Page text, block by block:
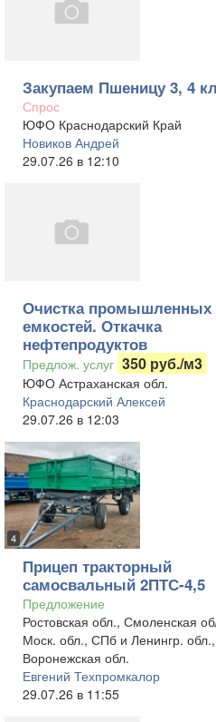
Закупаем Пшеницу 3, 4
Спрос
ЮФО Краснодарский Край
Новиков Андрей
29.07.26 в 12:10
Очистка промышленных
емкостей. Откачка
нефтепродуктов
Предлож. услуг 350 руб./м3
ЮФО Астраханская обл.
Краснодарский Алексей
29.07.26 в 12:03
4
Прицеп тракторный
самосвальный 2ПТС-4,5
Предложение
Ростовская обл., Смоленская
Моск. обл., СПб и Ленингр. обл.,
Воронежская обл.
Евгений Техпромкалор
29.07.26 в 11:55